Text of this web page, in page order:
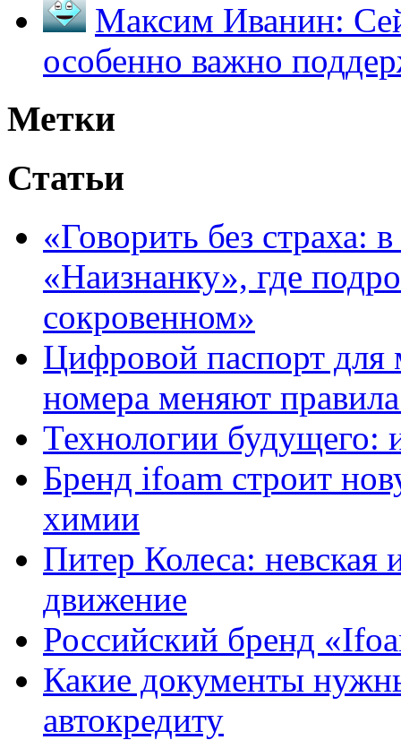
Максим Иванин:
особенно важно
Метки
Статьи
«Говорить без страха:
«Наизнанку», где
сокровенном»
Цифровой паспорт для
номера меняют
Технологии будущего:
Бренд ifoam строит
химии
Питер Колеса: невская
движение
Российский бренд
Какие документы
автокредиту